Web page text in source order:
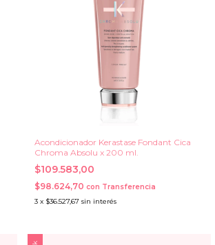
Acondicionador Kerastase Fondant Cica
Chroma Absolu x 200 ml.
$109.583,00
$98.624,70con Transferencia
3 x $36.527,67 sin interés